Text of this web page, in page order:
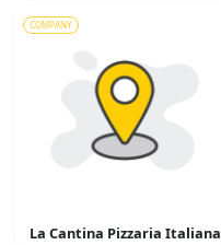
COMPANY
La Cantina Pizzaria Italiana